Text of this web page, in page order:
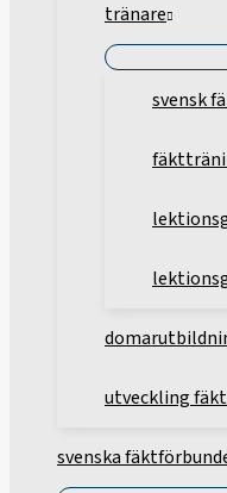
tränare
svensk
utveckling
svenska